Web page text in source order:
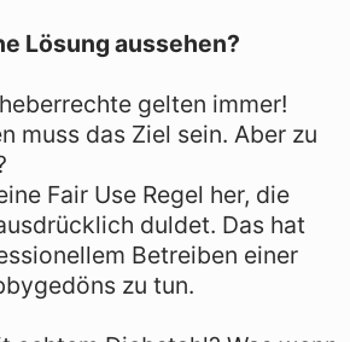
Lösung aussehen?
gelten immer!
muss das Ziel sein. Aber zu
Fair Use Regel her, die
duldet. Das hat
Betreiben einer
zu tun.